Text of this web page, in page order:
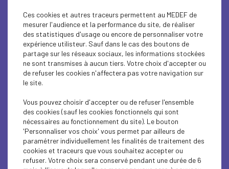
Ces cookies et autres traceurs permettent au MEDEF de
mesurer l'audience et la performance du site, de réaliser
des statistiques d'usage ou encore de personnaliser votre
expérience utilisteur. Sauf dans le cas des boutons de
partage sur les réseaux sociaux, les informations stockées
ne sont transmises à aucun tiers. Votre choix d'accepter ou
de refuser les cookies n'affectera pas votre navigation sur
le site.
Vous pouvez choisir d'accepter ou de refuser l'ensemble
des cookies (sauf les cookies fonctionnels qui sont
nécessaires au fonctionnement du site). Le bouton
'Personnaliser vos choix' vous permet par ailleurs de
paramétrer individuellement les finalités de traitement des
cookies et traceurs que vous souhaitez accepter ou
refuser. Votre choix sera conservé pendant une durée de 6